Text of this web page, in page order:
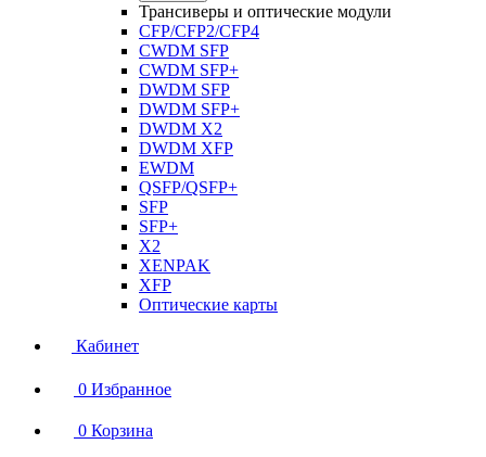
Трансиверы и оптические модули
CFP/CFP2/CFP4
CWDM SFP
CWDM SFP+
DWDM SFP
DWDM SFP+
DWDM X2
DWDM XFP
EWDM
QSFP/QSFP+
SFP
SFP+
X2
XENPAK
XFP
Оптические карты
Кабинет
0 Избранное
0 Корзина